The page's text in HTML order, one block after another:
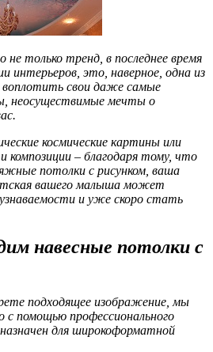
не только тренд, в последнее время
интерьеров, это, наверное, одна из
свои даже самые
неосуществимые мечты о
космические картины или
композиции – благодаря тому, что
потолки с рисунком, ваша
вашего малыша может
и уже скоро стать
навесные потолки с
подходящее изображение, мы
с помощью профессионального
для широкоформатной